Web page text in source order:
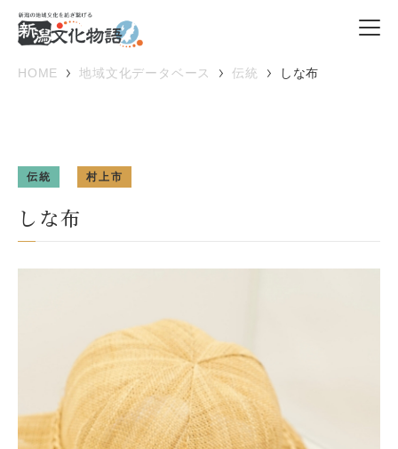
HOME 地域文化データベース 伝統 しな布
伝統 村上市
しな布